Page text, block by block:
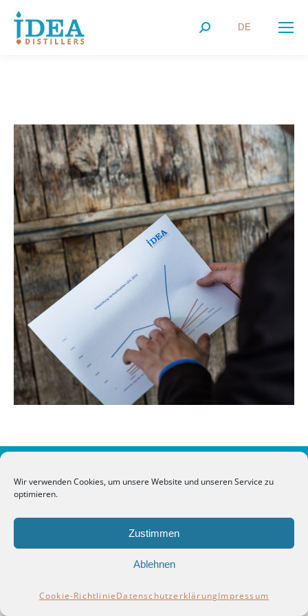
Wir verwenden Cookies, um unsere Website und unseren Service zu
optimieren.
Zustimmen
Ablehnen
Cookie-RichtlinieDatenschutzerklärungImpressum
Search: DE